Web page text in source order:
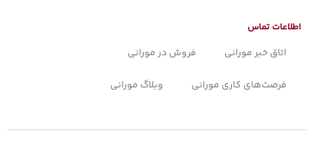
اطلاعات تماس
اتاق خبر مورانی فروش در مورانی
فرصت‌های کاری مورانی وبلاگ مورانی